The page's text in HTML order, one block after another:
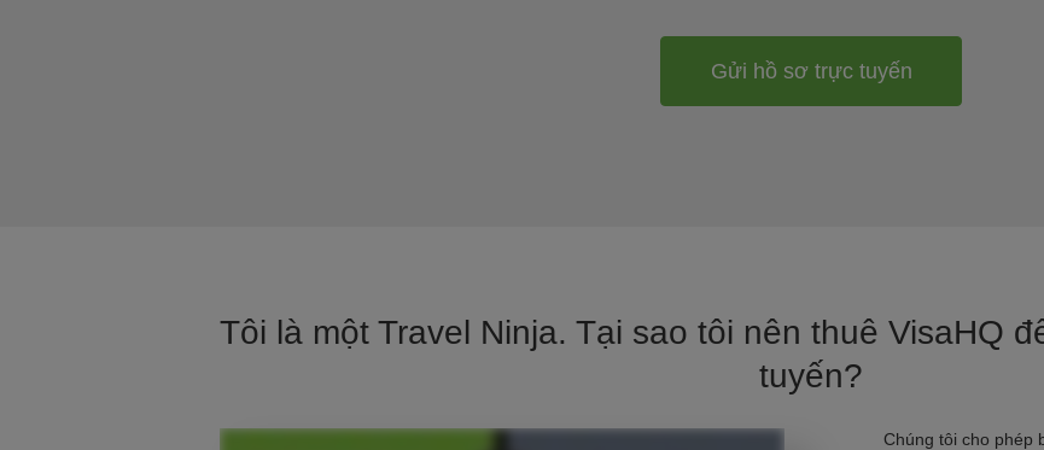
Gửi hồ sơ trực tuyến
Tôi là một Travel Ninja. Tại sao tôi nên thuê VisaHQ
tuyến?
Chúng tôi cho phép